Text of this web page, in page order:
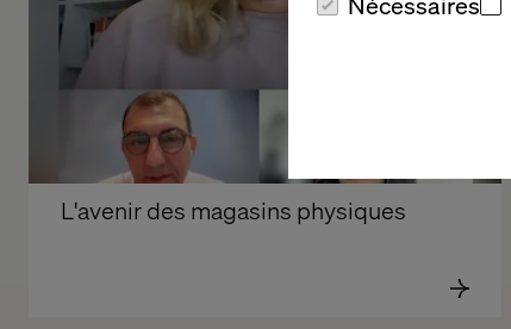
L'avenir des magasins physiques